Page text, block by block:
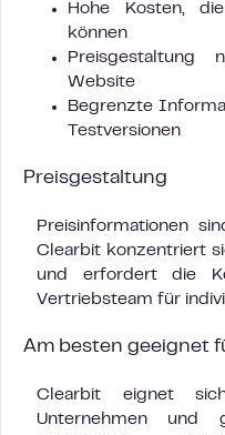
Hohe Kosten,
können
Preisgestaltung
Website
Begrenzte
Testversionen
Preisgestaltung
Preisinformationen
Clearbit konzentriert
und erfordert die
Vertriebsteam für
Am besten geeignet
Clearbit eignet
Unternehmen und